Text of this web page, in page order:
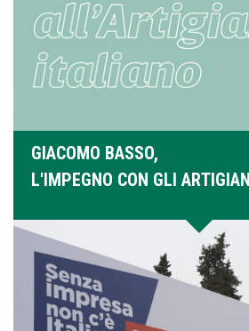
GIACOMO BASSO,
L'IMPEGNO CON GLI ARTIGIANI